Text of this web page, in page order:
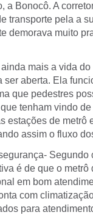
a Bonocô. A
transporte pela a
demorava muito
mais a vida
ser aberta. Ela
que pedestres
tenham vindo
estações de metrô
assim o fluxo
Segundo
é de que o metrô
em bom
com
para